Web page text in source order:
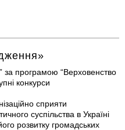
програмою “Верховенство
конкурси
сприяти
суспільства в Україні
розвитку громадських